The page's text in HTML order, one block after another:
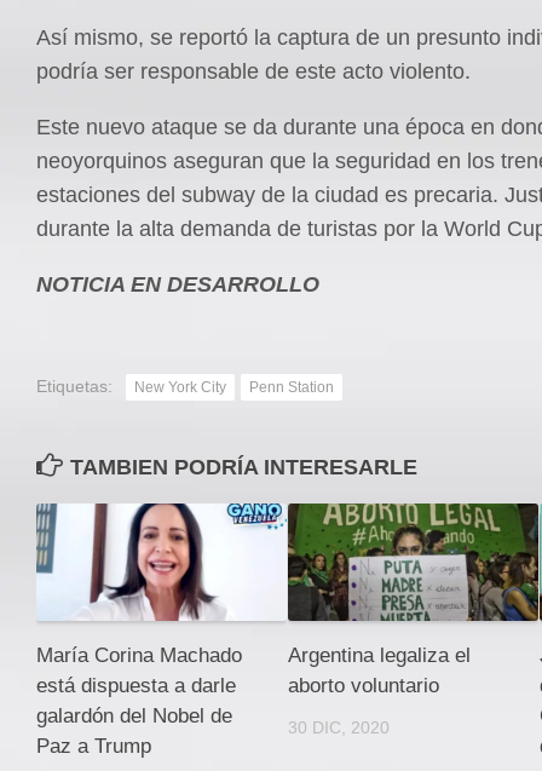
Así mismo, se reportó la captura de un presunto
podría ser responsable de este acto violento.
Este nuevo ataque se da durante una época en
neoyorquinos aseguran que la seguridad en los
estaciones del subway de la ciudad es precaria.
durante la alta demanda de turistas por la World
NOTICIA EN DESARROLLO
Etiquetas: New York City Penn Station
TAMBIEN PODRÍA INTERESARLE
María Corina Machado
está dispuesta a darle
galardón del Nobel de
Paz a Trump
Argentina legaliza el
aborto voluntario
30 DIC, 2020